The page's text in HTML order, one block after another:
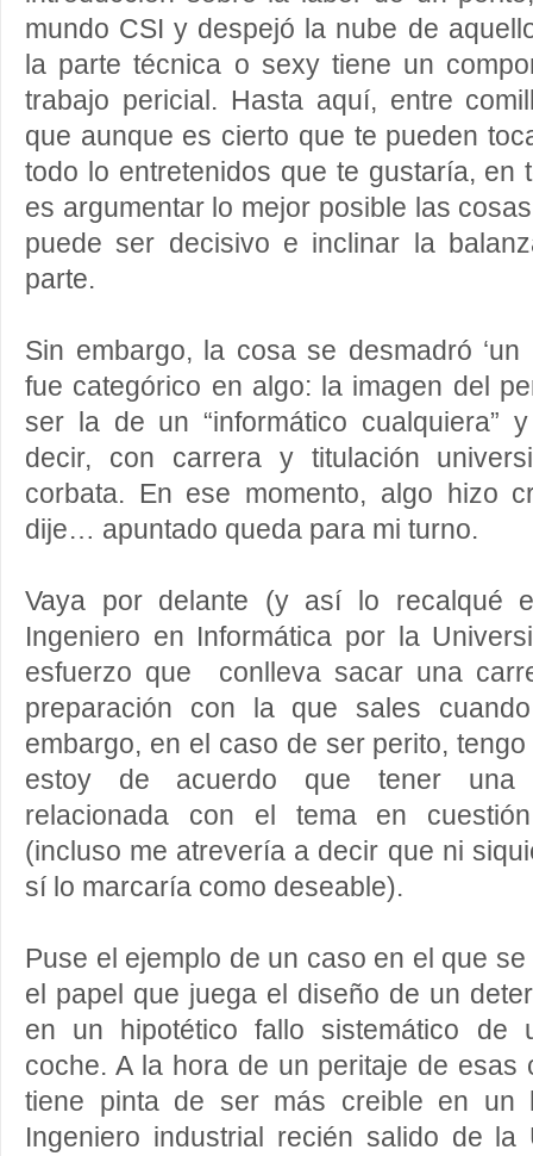
mundo CSI y despejó la nube de
la parte técnica o sexy tiene un
trabajo pericial. Hasta aquí, entre
que aunque es cierto que te pueden
todo lo entretenidos que te gustaría, en
es argumentar lo mejor posible las
puede ser decisivo e inclinar la
parte.
Sin embargo, la cosa se desmadró ‘un
fue categórico en algo: la imagen del
ser la de un “informático cualquiera”
decir, con carrera y titulación
corbata. En ese momento, algo hizo
dije… apuntado queda para mi turno.
Vaya por delante (y así lo recalqué
Ingeniero en Informática por la
esfuerzo que conlleva sacar una
preparación con la que sales
embargo, en el caso de ser perito,
estoy de acuerdo que tener una
relacionada con el tema en
(incluso me atrevería a decir que ni
sí lo marcaría como deseable).
Puse el ejemplo de un caso en el que
el papel que juega el diseño de un
en un hipotético fallo sistemático de
coche. A la hora de un peritaje de esas
tiene pinta de ser más creible en un
Ingeniero industrial recién salido de